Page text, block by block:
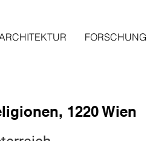
FORSCHUNG
1220 Wien